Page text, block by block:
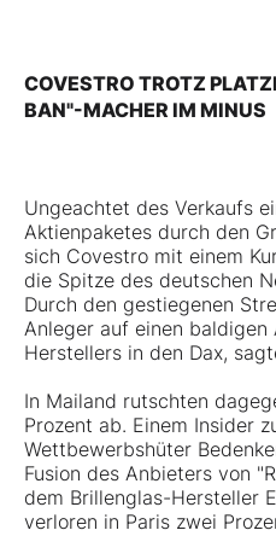
COVESTRO TROTZ
BAN"-MACHER IM MINUS
Ungeachtet des Verkaufs
Aktienpaketes durch den
sich Covestro mit einem
die Spitze des deutschen
Durch den gestiegenen
Anleger auf einen
Herstellers in den Dax,
In Mailand rutschten
Prozent ab. Einem Insider
Wettbewerbshüter
Fusion des Anbieters von
dem Brillenglas-Hersteller
verloren in Paris zwei